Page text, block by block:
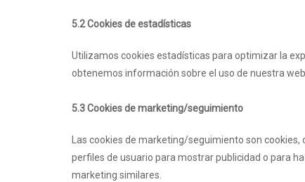
5.2 Cookies de estadísticas
Utilizamos cookies estadísticas para optimizar la
obtenemos información sobre el uso de nuestra
5.3 Cookies de marketing/seguimiento
Las cookies de marketing/seguimiento son
perfiles de usuario para mostrar publicidad o para
marketing similares.